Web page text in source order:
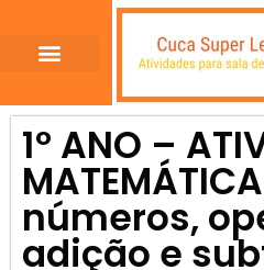
1º ANO –
números,
adição e